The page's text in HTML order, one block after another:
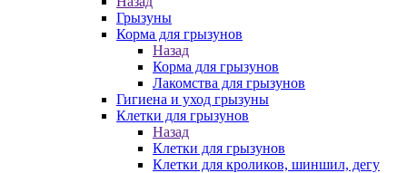
Грызуны
Корма для грызунов
Назад
Корма для грызунов
Лакомства для грызунов
Гигиена и уход грызуны
Клетки для грызунов
Назад
Клетки для грызунов
Клетки для кроликов, шиншил, дегу